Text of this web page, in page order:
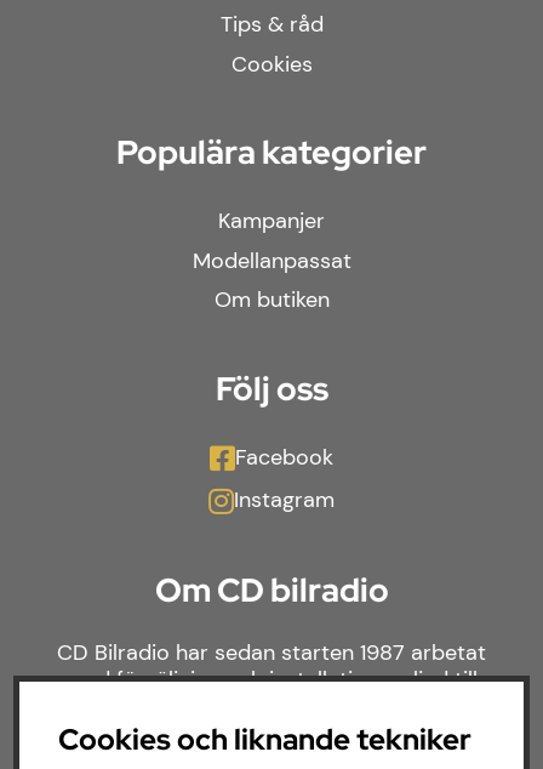
Tips & råd
Cookies
Populära kategorier
Kampanjer
Modellanpassat
Om butiken
Följ oss
Facebook
Instagram
Om CD bilradio
CD Bilradio har sedan starten 1987 arbetat
med försäljning och installation av ljud till
brett sortiment av billjud till alla typer av
bilmärken och behov.
Cookies och liknande tekniker